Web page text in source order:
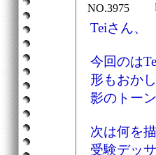
NO.3975
Teiさん、
今回のは
形もおか
影のトー
次は何を
受験デッ